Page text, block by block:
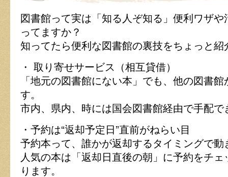
飲
み
は
図書館って実は「知る人ぞ知る」便利ワザ
ってますか？
知ってたら便利な図書館の裏技をちょっと
・ 取り寄せサービス（相互貸借）
「地元の図書館にない本」でも、他の図書
す。
市内、県内、時には国会図書館経由で手配で
・予約は“返却予定日”直前がねらい目
予約本って、誰かが返却するタイミングで動
人気の本は「返却日直後の朝」に予約をチ
ります。